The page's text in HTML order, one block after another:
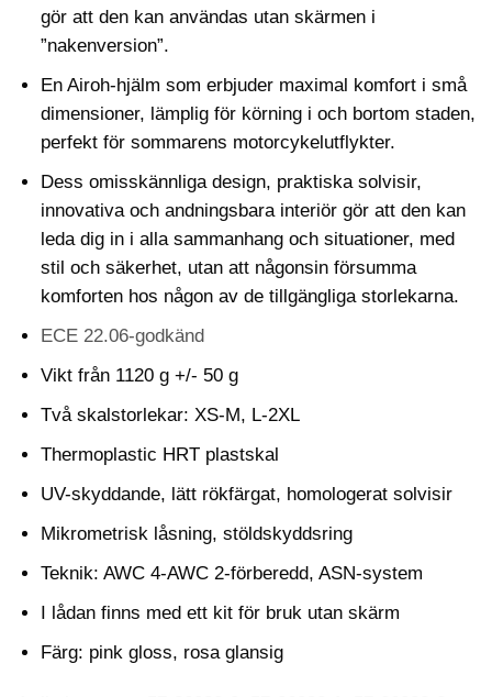
gör att den kan användas utan skärmen i
”nakenversion”.
En Airoh-hjälm som erbjuder maximal komfort i små
dimensioner, lämplig för körning i och bortom staden,
perfekt för sommarens motorcykelutflykter.
Dess omisskännliga design, praktiska solvisir,
innovativa och andningsbara interiör gör att den kan
leda dig in i alla sammanhang och situationer, med
stil och säkerhet, utan att någonsin försumma
komforten hos någon av de tillgängliga storlekarna.
ECE 22.06-godkänd
Vikt från 1120 g +/- 50 g
Två skalstorlekar: XS-M, L-2XL
Thermoplastic HRT plastskal
UV-skyddande, lätt rökfärgat, homologerat solvisir
Mikrometrisk låsning, stöldskyddsring
Teknik: AWC 4-AWC 2-förberedd, ASN-system
I lådan finns med ett kit för bruk utan skärm
Färg: pink gloss, rosa glansig